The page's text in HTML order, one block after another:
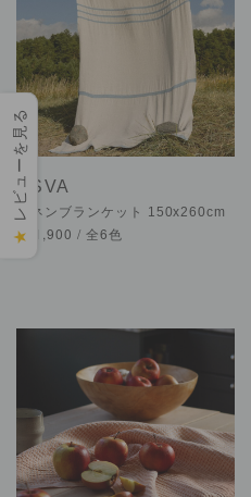
USVA
リネンブランケット 150x260cm
¥31,900 / 全6色
★
レビューを見る